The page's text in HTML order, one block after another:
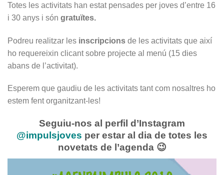
Totes les activitats han estat pensades per joves d’entre 16
i 30 anys i són gratuïtes.
Podreu realitzar les inscripcions de les activitats que així
ho requereixin clicant sobre projecte al menú (15 dies
abans de l’activitat).
Esperem que gaudiu de les activitats tant com nosaltres ho
estem fent organitzant-les!
Seguiu-nos al perfil d’Instagram
@impulsjoves per estar al dia de totes les
novetats de l’agenda 😉